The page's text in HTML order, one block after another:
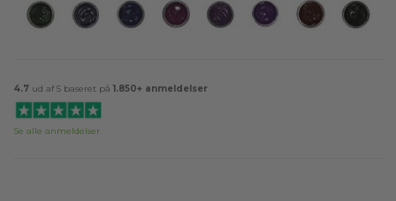
4.7 ud af 5 baseret på1.850+ anmeldelser
Se alle anmeldelser